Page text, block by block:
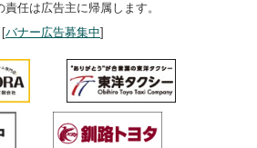
責任は広告主に帰属します。
[バナー広告募集中]